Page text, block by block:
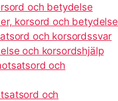
och betydelse
korsord och betydelse
och korsordssvar
och korsordshjälp
och
och